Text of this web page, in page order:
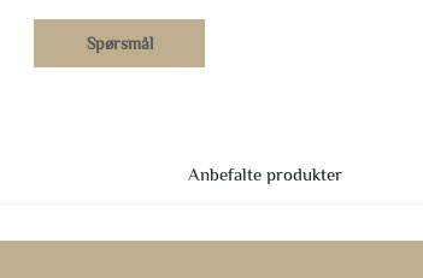
Spørsmål
Anbefalte produkter